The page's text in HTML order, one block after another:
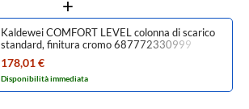
Kaldewei COMFORT LEVEL colonna di scarico
standard, finitura cromo 687772330999
178,01 €
Disponibilità immediata